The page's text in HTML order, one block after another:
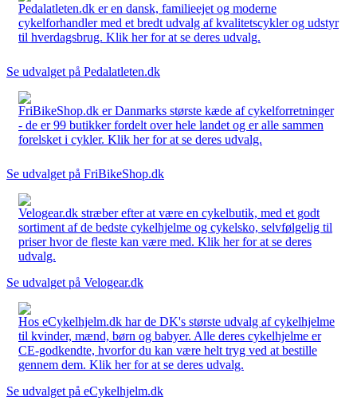
Pedalatleten.dk er en dansk, familieejet og moderne
cykelforhandler med et bredt udvalg af kvalitetscykler og udstyr
til hverdagsbrug. Klik her for at se deres udvalg.
Se udvalget på Pedalatleten.dk
FriBikeShop.dk er Danmarks største kæde af cykelforretninger
- de er 99 butikker fordelt over hele landet og er alle sammen
forelsket i cykler. Klik her for at se deres udvalg.
Se udvalget på FriBikeShop.dk
Velogear.dk stræber efter at være en cykelbutik, med et godt
sortiment af de bedste cykelhjelme og cykelsko, selvfølgelig til
priser hvor de fleste kan være med. Klik her for at se deres
udvalg.
Se udvalget på Velogear.dk
Hos eCykelhjelm.dk har de DK's største udvalg af cykelhjelme
til kvinder, mænd, børn og babyer. Alle deres cykelhjelme er
CE-godkendte, hvorfor du kan være helt tryg ved at bestille
gennem dem. Klik her for at se deres udvalg.
Se udvalget på eCykelhjelm.dk